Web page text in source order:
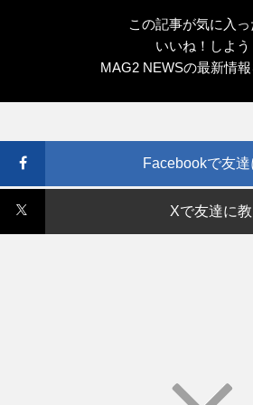
この記事が気に入っ
いいね！しよう
MAG2 NEWSの最新情
Facebookで友
Xで友達に